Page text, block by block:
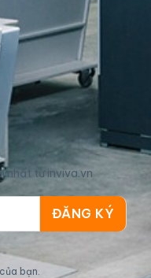
nhất từ inviva.vn
bạn.